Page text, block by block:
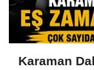
Karaman